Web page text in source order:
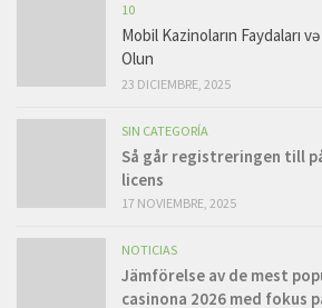
10
Mobil Kazinoların Faydaları
Olun
23 DICIEMBRE, 2025
SIN CATEGORÍA
Så går registreringen till
licens
17 NOVIEMBRE, 2025
NOTICIAS
Jämförelse av de mest
casinona 2026 med fokus